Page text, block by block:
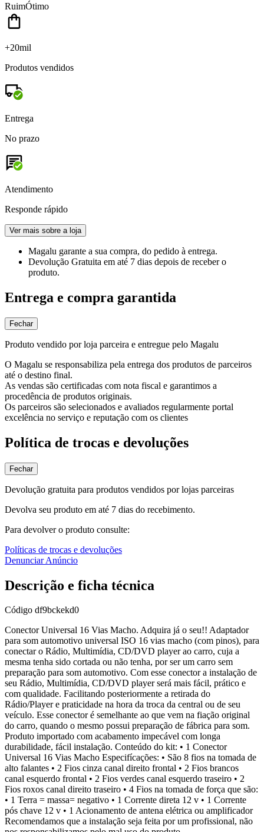
RuimÓtimo
+20mil
Produtos vendidos
Entrega
No prazo
Atendimento
Responde rápido
Ver mais sobre a loja
Magalu garante a sua compra, do pedido à entrega.
Devolução Gratuita em até 7 dias depois de receber o
produto.
Entrega e compra garantida
Fechar
Produto vendido por loja parceira e entregue pelo Magalu
O Magalu se responsabiliza pela entrega dos produtos de parceiros
até o destino final.
As vendas são certificadas com nota fiscal e garantimos a
procedência de produtos originais.
Os parceiros são selecionados e avaliados regularmente portal
excelência no serviço e reputação com os clientes
Política de trocas e devoluções
Fechar
Devolução gratuita para produtos vendidos por lojas parceiras
Devolva seu produto em até 7 dias do recebimento.
Para devolver o produto consulte:
Políticas de trocas e devoluções
Denunciar Anúncio
Descrição e ficha técnica
Código df9bckekd0
Conector Universal 16 Vias Macho. Adquira já o seu!! Adaptador
para som automotivo universal ISO 16 vias macho (com pinos), para
conectar o Rádio, Multimídia, CD/DVD player ao carro, cuja a
mesma tenha sido cortada ou não tenha, por ser um carro sem
preparação para som automotivo. Com esse conector a instalação de
seu Rádio, Multimídia, CD/DVD player será mais fácil, prático e
com qualidade. Facilitando posteriormente a retirada do
Rádio/Player e praticidade na hora da troca da central ou de seu
veículo. Esse conector é semelhante ao que vem na fiação original
do carro, quando o mesmo possui preparação de fábrica para som.
Produto importado com acabamento impecável com longa
durabilidade, fácil instalação. Conteúdo do kit: • 1 Conector
Universal 16 Vias Macho Especifícações: • São 8 fios na tomada de
alto falantes • 2 Fios cinza canal direito frontal • 2 Fios brancos
canal esquerdo frontal • 2 Fios verdes canal esquerdo traseiro • 2
Fios roxos canal direito traseiro • 4 Fios na tomada de força que são:
• 1 Terra = massa= negativo • 1 Corrente direta 12 v • 1 Corrente
pós chave 12 v • 1 Acionamento de antena elétrica ou amplificador
Recomendamos que a instalação seja feita por um profissional, não